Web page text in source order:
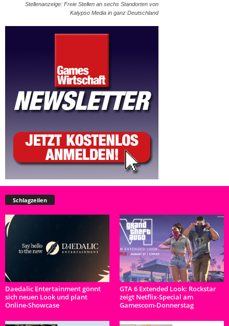
Stellenanzeige: Freie Stellen an sechs Standorten von
Kalypso Media in ganz Deutschland
Schlagzeilen
Daedalic Entertainment gönnt
sich neuen Look und plant
Online-Showcase
GTA 6 Extended Look: Rockstar
zeigt Netflix-Special am
Gamescom-Donnerstag